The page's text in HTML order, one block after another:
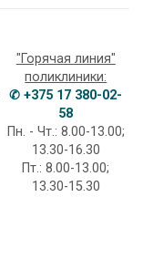
"Горячая линия"
поликлиники:
✆ +375 17 380-02-
58
Пн. - Чт.: 8.00-13.00;
13.30-16.30
Пт.: 8.00-13.00;
13.30-15.30